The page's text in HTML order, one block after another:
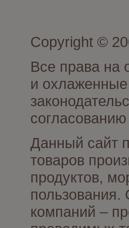
Copyright ©
Все права на
и
Данный сайт
товаров
продуктов,
компаний –